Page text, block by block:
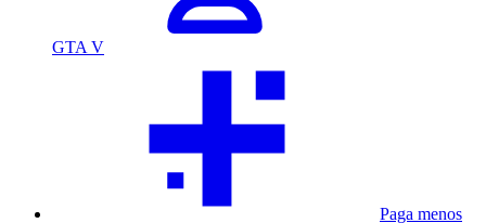
GTA V
Paga menos